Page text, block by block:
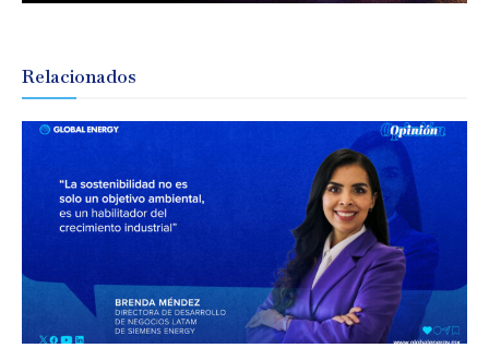
Relacionados